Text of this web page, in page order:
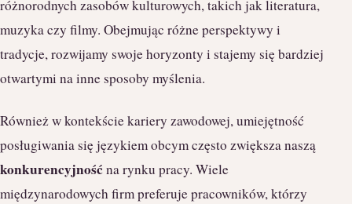
różnorodnych zasobów kulturowych, takich jak literatura,
muzyka czy filmy. Obejmując różne perspektywy i
tradycje, rozwijamy swoje horyzonty i stajemy się bardziej
otwartymi na inne sposoby myślenia.
Również w kontekście kariery zawodowej, umiejętność
posługiwania się językiem obcym często zwiększa naszą
konkurencyjnośćna rynku pracy. Wiele
międzynarodowych firm preferuje pracowników, którzy